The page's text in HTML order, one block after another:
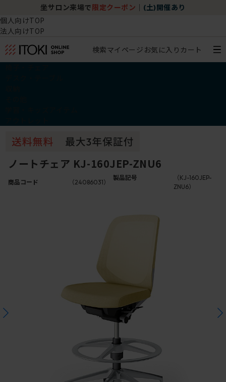
坐サロン来場で 限定クーポン (土)開催あり
個人向けTOP
法人向けTOP
検索マイページ お気に入り カート
ノートチェア KJ-160JEP-ZNU6
商品コード （24086031）
製品記号
（KJ-160JEP-
ZNU6）